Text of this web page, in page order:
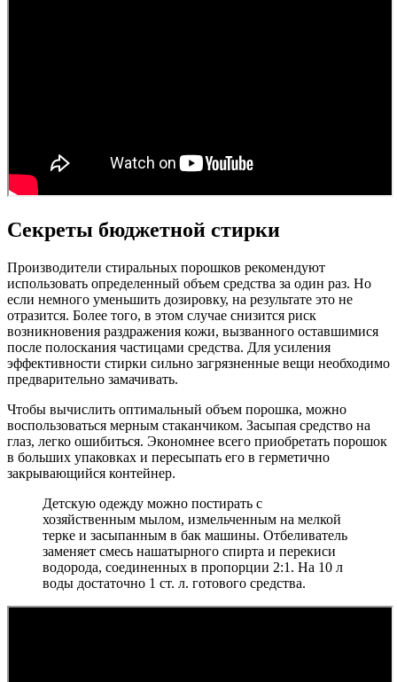
Секреты бюджетной стирки
Производители стиральных порошков рекомендуют
использовать определенный объем средства за один раз. Но
если немного уменьшить дозировку, на результате это не
отразится. Более того, в этом случае снизится риск
возникновения раздражения кожи, вызванного оставшимися
после полоскания частицами средства. Для усиления
эффективности стирки сильно загрязненные вещи необходимо
предварительно замачивать.
Чтобы вычислить оптимальный объем порошка, можно
воспользоваться мерным стаканчиком. Засыпая средство на
глаз, легко ошибиться. Экономнее всего приобретать порошок
в больших упаковках и пересыпать его в герметично
закрывающийся контейнер.
Детскую одежду можно постирать с
хозяйственным мылом, измельченным на мелкой
терке и засыпанным в бак машины. Отбеливатель
заменяет смесь нашатырного спирта и перекиси
водорода, соединенных в пропорции 2:1. На 10 л
воды достаточно 1 ст. л. готового средства.